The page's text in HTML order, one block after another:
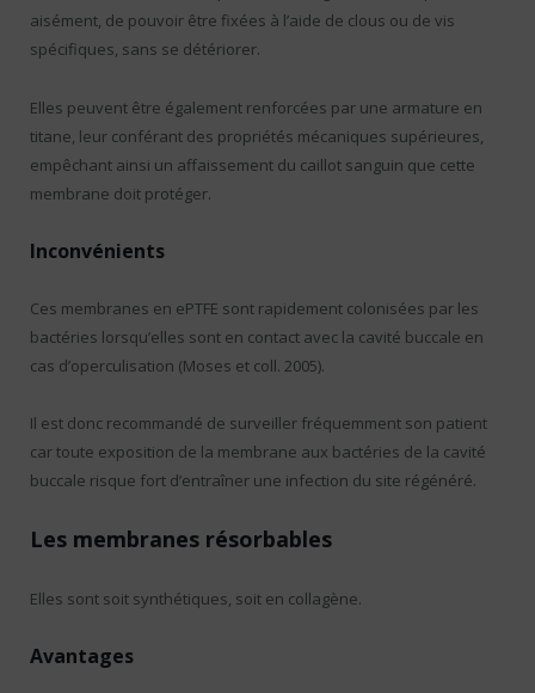
aisément, de pouvoir être fixées à l’aide de clous ou de vis
spécifiques, sans se détériorer.
Elles peuvent être également renforcées par une armature en
titane, leur conférant des propriétés mécaniques supérieures,
empêchant ainsi un affaissement du caillot sanguin que cette
membrane doit protéger.
Inconvénients
Ces membranes en ePTFE sont rapidement colonisées par les
bactéries lorsqu’elles sont en contact avec la cavité buccale en
cas d’operculisation (Moses et coll. 2005).
Il est donc recommandé de surveiller fréquemment son patient
car toute exposition de la membrane aux bactéries de la cavité
buccale risque fort d’entraîner une infection du site régénéré.
Les membranes résorbables
Elles sont soit synthétiques, soit en collagène.
Avantages